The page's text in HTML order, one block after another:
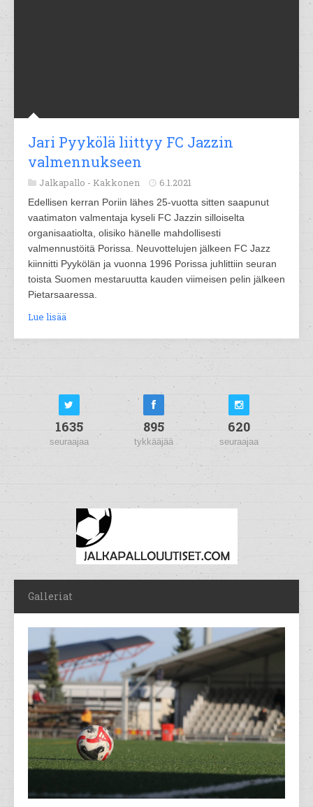
Jari Pyykölä liittyy FC Jazzin
valmennukseen
Jalkapallo - Kakkonen 6.1.2021
Edellisen kerran Poriin lähes 25-vuotta sitten saapunut
vaatimaton valmentaja kyseli FC Jazzin silloiselta
organisaatiolta, olisiko hänelle mahdollisesti
valmennustöitä Porissa. Neuvottelujen jälkeen FC Jazz
kiinnitti Pyykölän ja vuonna 1996 Porissa juhlittiin seuran
toista Suomen mestaruutta kauden viimeisen pelin jälkeen
Pietarsaaressa.
Lue lisää
1635
seuraajaa
895
tykkääjää
620
seuraajaa
Galleriat